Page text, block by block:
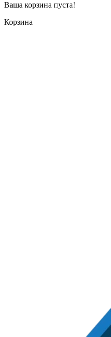
Ваша корзина пуста!
Корзина